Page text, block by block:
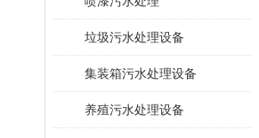
垃圾污水处理设备
集装箱污水处理设备
养殖污水处理设备